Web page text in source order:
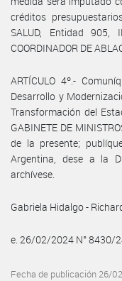
créditos
SALUD, Entidad 905,
COORDINADOR DE
ARTÍCULO 4º.-
Desarrollo y
Transformación del
GABINETE DE
de la presente;
Argentina, dese a la
archívese.
Gabriela Hidalgo -
e. 26/02/2024 N° 8430/
Fecha de publicación 26/